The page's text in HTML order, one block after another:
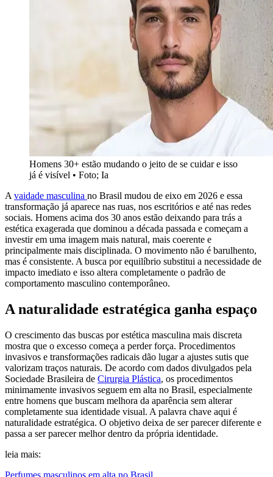
Homens 30+ estão mudando o jeito de se cuidar e isso
já é visível • Foto; Ia
A vaidade masculina no Brasil mudou de eixo em 2026 e essa
transformação já aparece nas ruas, nos escritórios e até nas redes
sociais. Homens acima dos 30 anos estão deixando para trás a
estética exagerada que dominou a década passada e começam a
investir em uma imagem mais natural, mais coerente e
principalmente mais disciplinada. O movimento não é barulhento,
mas é consistente. A busca por equilíbrio substitui a necessidade de
impacto imediato e isso altera completamente o padrão de
comportamento masculino contemporâneo.
A naturalidade estratégica ganha espaço
O crescimento das buscas por estética masculina mais discreta
mostra que o excesso começa a perder força. Procedimentos
invasivos e transformações radicais dão lugar a ajustes sutis que
valorizam traços naturais. De acordo com dados divulgados pela
Sociedade Brasileira de Cirurgia Plástica, os procedimentos
minimamente invasivos seguem em alta no Brasil, especialmente
entre homens que buscam melhora da aparência sem alterar
completamente sua identidade visual. A palavra chave aqui é
naturalidade estratégica. O objetivo deixa de ser parecer diferente e
passa a ser parecer melhor dentro da própria identidade.
leia mais: